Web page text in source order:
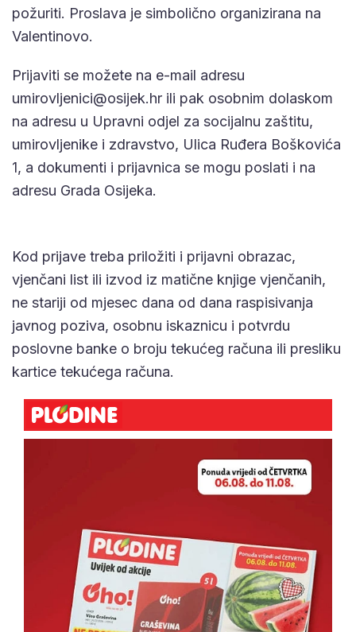
požuriti. Proslava je simbolično organizirana na
Valentinovo.
Prijaviti se možete na e-mail adresu
umirovljenici@osijek.hr ili pak osobnim dolaskom
na adresu u Upravni odjel za socijalnu zaštitu,
umirovljenike i zdravstvo, Ulica Ruđera Boškovića
1, a dokumenti i prijavnica se mogu poslati i na
adresu Grada Osijeka.
Kod prijave treba priložiti i prijavni obrazac,
vjenčani list ili izvod iz matične knjige vjenčanih,
ne stariji od mjesec dana od dana raspisivanja
javnog poziva, osobnu iskaznicu i potvrdu
poslovne banke o broju tekućeg računa ili presliku
kartice tekućega računa.